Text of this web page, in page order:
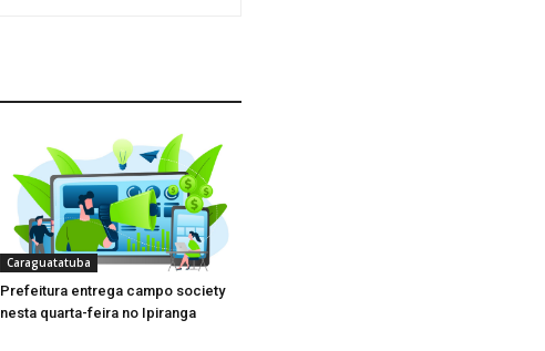
Caraguatatuba
Prefeitura entrega campo society
nesta quarta-feira no Ipiranga